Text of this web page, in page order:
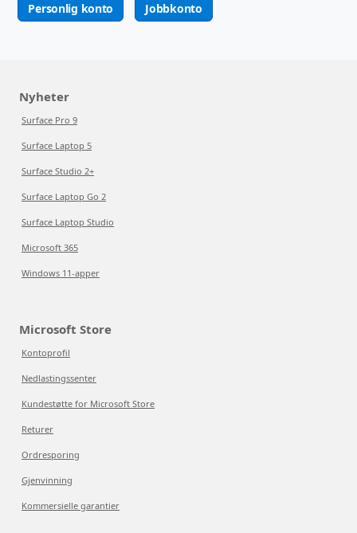
Personlig konto Jobbkonto
Nyheter
Surface Pro 9
Surface Laptop 5
Surface Studio 2+
Surface Laptop Go 2
Surface Laptop Studio
Microsoft 365
Windows 11-apper
Microsoft Store
Kontoprofil
Nedlastingssenter
Kundestøtte for Microsoft Store
Returer
Ordresporing
Gjenvinning
Kommersielle garantier